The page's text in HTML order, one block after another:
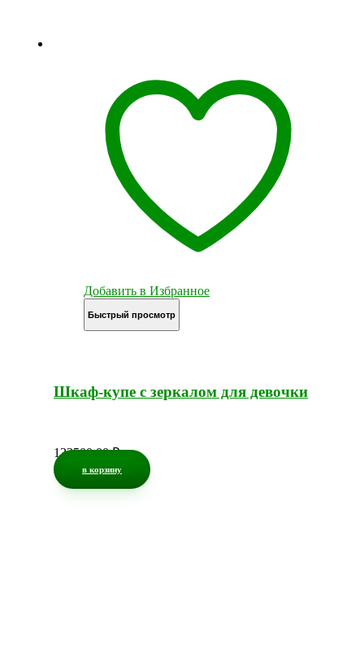
Добавить в Избранное
Быстрый просмотр
Шкаф-купе с зеркалом для девочки
133500,00₽
в корзину